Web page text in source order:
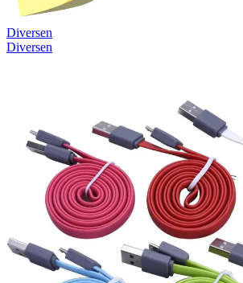
Diversen
Diversen